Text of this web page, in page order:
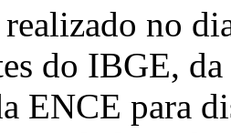
no
do IBGE,
ENCE para